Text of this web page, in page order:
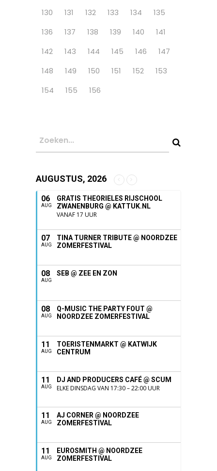
130 131 132 133 134
135
136
137 138 139 140
141
142
143 144 145 146
147
148
149 150 151 152
153
154
155 156
AUGUSTUS, 2026
06
AUG
GRATIS THEORIELES RIJSCHOOL
ZWANENBURG @ KATTUK.NL
VANAF 17 UUR
07
AUG
TINA TURNER TRIBUTE @ NOORDZEE
ZOMERFESTIVAL
08
AUG
SEB @ ZEE EN ZON
08
AUG
Q-MUSIC THE PARTY FOUT @
NOORDZEE ZOMERFESTIVAL
11
AUG
TOERISTENMARKT @ KATWIJK
CENTRUM
11
AUG
DJ AND PRODUCERS CAFÉ @ SCUM
ELKE DINSDAG VAN 17:30 – 22:00 UUR
11
AUG
AJ CORNER @ NOORDZEE
ZOMERFESTIVAL
11
AUG
EUROSMITH @ NOORDZEE
ZOMERFESTIVAL